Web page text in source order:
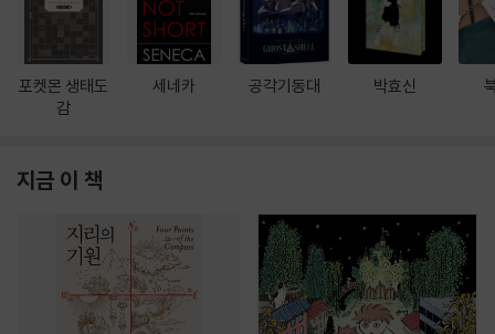
포켓몬 생태도
감
세네카 공각기동대 박효신
지금 이 책